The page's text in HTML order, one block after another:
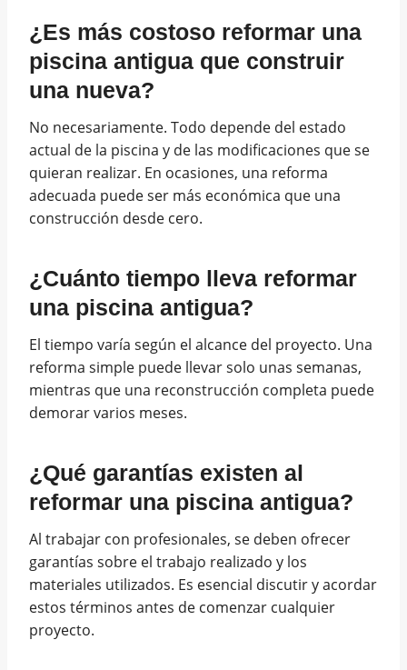
¿Es más costoso reformar una
piscina antigua que construir
una nueva?
No necesariamente. Todo depende del estado
actual de la piscina y de las modificaciones que se
quieran realizar. En ocasiones, una reforma
adecuada puede ser más económica que una
construcción desde cero.
¿Cuánto tiempo lleva reformar
una piscina antigua?
El tiempo varía según el alcance del proyecto. Una
reforma simple puede llevar solo unas semanas,
mientras que una reconstrucción completa puede
demorar varios meses.
¿Qué garantías existen al
reformar una piscina antigua?
Al trabajar con profesionales, se deben ofrecer
garantías sobre el trabajo realizado y los
materiales utilizados. Es esencial discutir y acordar
estos términos antes de comenzar cualquier
proyecto.